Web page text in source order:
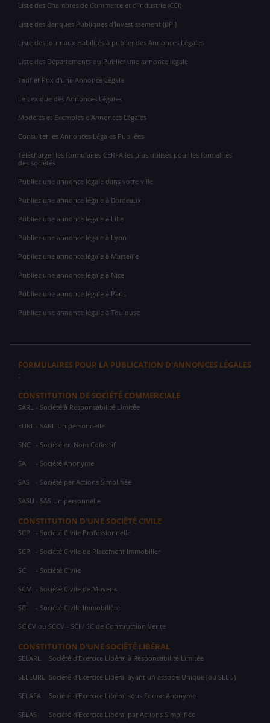
Liste des Chambres de Commerce et d'Industrie (CCI)
Liste des Banques Publiques d'Investissement (BPI)
Liste des Journaux Habilités à publier des Annonces Légales
Liste des Départements ou Publier une annonce légale
Tarif et Prix d'une Annonce Légale
Le Lexique des Annonces Légales
Modèles et Exemples d'Annonces Légales
Consulter les Annonces Légales Publiées
Télécharger les formulaires CERFA les plus utilisés pour les formalités
des sociétés
Publiez une annonce légale dans votre ville
Publiez une annonce légale à Bordeaux
Publiez une annonce légale à Lille
Publiez une annonce légale à Lyon
Publiez une annonce légale à Marseille
Publiez une annonce légale à Nice
Publiez une annonce légale à Paris
Publiez une annonce légale à Toulouse
FORMULAIRES POUR LA PUBLICATION D'ANNONCES LÉGALES
:
CONSTITUTION DE SOCIÉTÉ COMMERCIALE
SARL - Société à Responsabilité Limitée
EURL - SARL Unipersonnelle
SNC - Société en Nom Collectif
SA - Société Anonyme
SAS - Société par Actions Simplifiée
SASU - SAS Unipersonnelle
CONSTITUTION D'UNE SOCIÉTÉ CIVILE
SCP - Société Civile Professionnelle
SCPI - Société Civile de Placement Immobilier
SC - Société Civile
SCM - Société Civile de Moyens
SCI - Société Civile Immobilière
SCICV ou SCCV - SCI / SC de Construction Vente
CONSTITUTION D'UNE SOCIÉTÉ LIBÉRAL
SELARL Société d'Exercice Libéral à Responsabilité Limitée
SELEURL Société d'Exercice Libéral ayant un associé Unique (ou SELU)
SELAFA Société d'Exercice Libéral sous Forme Anonyme
SELAS Société d'Exercice Libéral par Actions Simplifiée